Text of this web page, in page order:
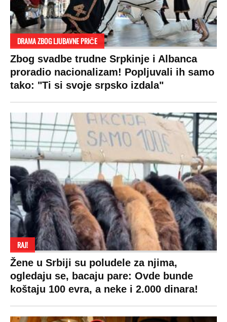
DRAMA ZBOG LJUBAVNE PRIČE
Zbog svadbe trudne Srpkinje i Albanca
proradio nacionalizam! Popljuvali ih samo
tako: "Ti si svoje srpsko izdala"
RAJ!
Žene u Srbiji su poludele za njima,
ogledaju se, bacaju pare: Ovde bunde
koštaju 100 evra, a neke i 2.000 dinara!